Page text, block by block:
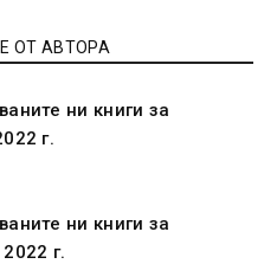
ОТ АВТОРА
ни книги за
г.
ни книги за
г.